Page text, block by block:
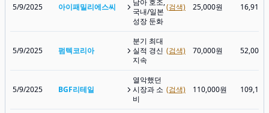
5/9/2025 아이패밀리에스씨
남아 호조,
국내/일본
성장 둔화
(검색) 25,000원 16,910
5/9/2025 펌텍코리아
분기 최대
실적 경신
지속
(검색) 70,000원 52,000
5/9/2025 BGF리테일
열악했던
시장과 소
비
(검색) 110,000원 109,100